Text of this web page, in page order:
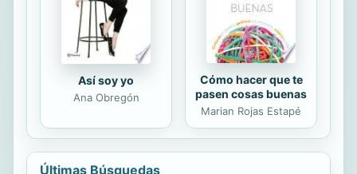
Así soy yo
Ana Obregón
Cómo hacer que te
pasen cosas buenas
Marian Rojas Estapé
Últimas Búsquedas